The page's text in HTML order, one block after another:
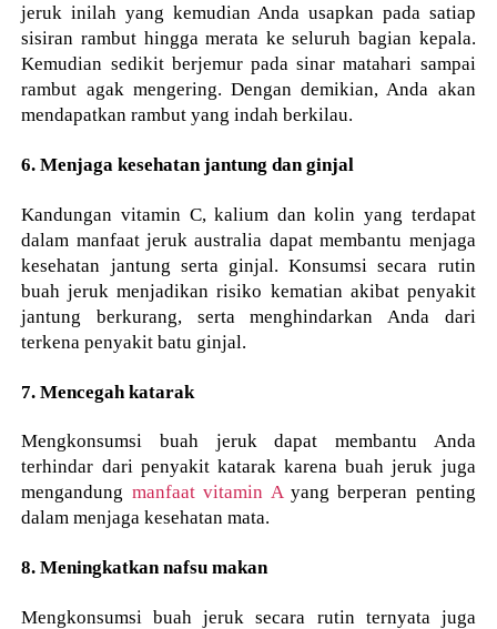
jeruk inilah yang kemudian Anda usapkan pada satiap
sisiran rambut hingga merata ke seluruh bagian kepala.
Kemudian sedikit berjemur pada sinar matahari sampai
rambut agak mengering. Dengan demikian, Anda akan
mendapatkan rambut yang indah berkilau.
6. Menjaga kesehatan jantung dan ginjal
Kandungan vitamin C, kalium dan kolin yang terdapat
dalam manfaat jeruk australia dapat membantu menjaga
kesehatan jantung serta ginjal. Konsumsi secara rutin
buah jeruk menjadikan risiko kematian akibat penyakit
jantung berkurang, serta menghindarkan Anda dari
terkena penyakit batu ginjal.
7. Mencegah katarak
Mengkonsumsi buah jeruk dapat membantu Anda
terhindar dari penyakit katarak karena buah jeruk juga
mengandung manfaat vitamin Ayang berperan penting
dalam menjaga kesehatan mata.
8. Meningkatkan nafsu makan
Mengkonsumsi buah jeruk secara rutin ternyata juga